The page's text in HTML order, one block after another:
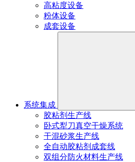
高粘度设备
粉体设备
成套设备
系统集成
胶粘剂生产线
卧式犁刀真空干燥系统
干混砂浆生产线
全自动胶粘剂成套线
双组分防火材料生产线